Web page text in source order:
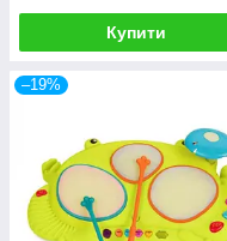
Купити
–19%